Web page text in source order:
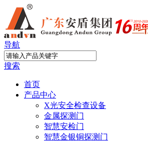
导航
搜索
首页
产品中心
X光安全检查设备
金属探测门
智慧安检门
智慧金银铜探测门